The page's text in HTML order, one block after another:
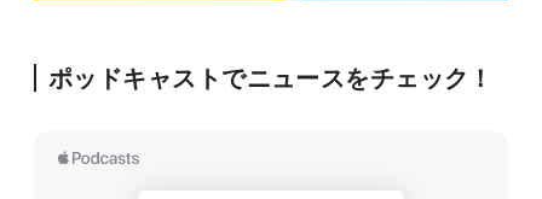
ポッドキャストでニュースをチェック！